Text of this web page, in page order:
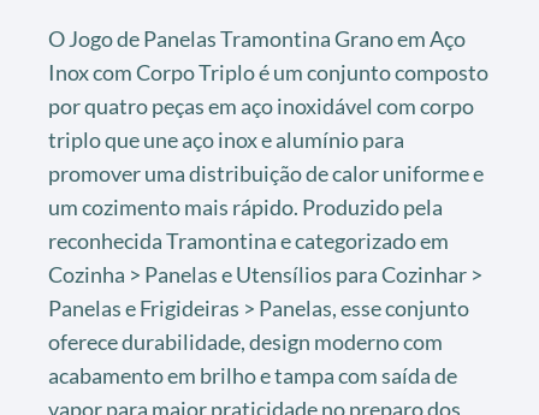
O Jogo de Panelas Tramontina Grano em Aço
Inox com Corpo Triplo é um conjunto composto
por quatro peças em aço inoxidável com corpo
triplo que une aço inox e alumínio para
promover uma distribuição de calor uniforme e
um cozimento mais rápido. Produzido pela
reconhecida Tramontina e categorizado em
Cozinha > Panelas e Utensílios para Cozinhar >
Panelas e Frigideiras > Panelas, esse conjunto
oferece durabilidade, design moderno com
acabamento em brilho e tampa com saída de
vapor para maior praticidade no preparo dos